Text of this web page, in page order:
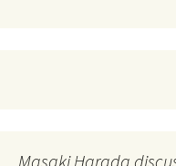
Masaki Harada